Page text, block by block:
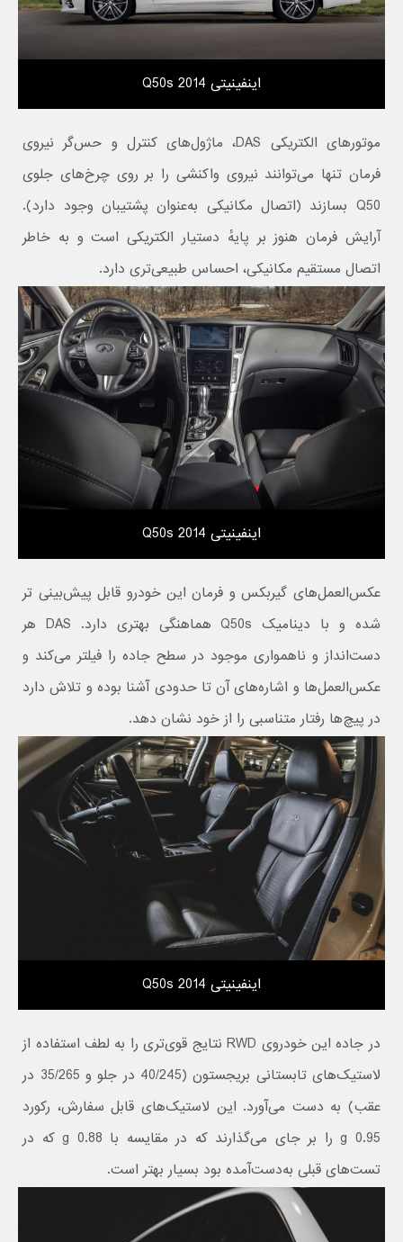
اینفینیتی Q50s 2014
موتورهای الکتریکی DAS، ماژول‌های کنترل و حس‌گر نیروی
فرمان تنها می‌توانند نیروی واکنشی را بر روی چرخ‌های جلوی
Q50 بسازند (اتصال مکانیکی به‌عنوان پشتیبان وجود دارد).
آرایش فرمان هنوز بر پایهٔ دستیار الکتریکی است و به خاطر
اتصال مستقیم مکانیکی، احساس طبیعی‌تری دارد.
اینفینیتی Q50s 2014
عکس‌العمل‌های گیربکس و فرمان این خودرو قابل پیش‌بینی تر
شده و با دینامیک Q50s هماهنگی بهتری دارد. DAS هر
دست‌انداز و ناهمواری موجود در سطح جاده را فیلتر می‌کند و
عکس‌العمل‌ها و اشاره‌های آن تا حدودی آشنا بوده و تلاش دارد
در پیچ‌ها رفتار متناسبی را از خود نشان دهد.
اینفینیتی Q50s 2014
در جاده این خودروی RWD نتایج قوی‌تری را به لطف استفاده از
لاستیک‌های تابستانی بریجستون (40/245 در جلو و 35/265 در
عقب) به دست می‌آورد. این لاستیک‌های قابل سفارش، رکورد
0.95 g را بر جای می‌گذارند که در مقایسه با 0.88 g که در
تست‌های قبلی به‌دست‌آمده بود بسیار بهتر است.